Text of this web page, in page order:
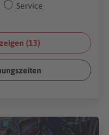
Service
(13)